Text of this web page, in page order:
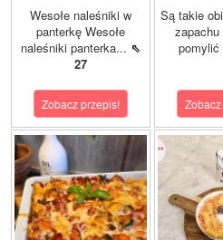
Wesołe naleśniki w
panterkę Wesołe
naleśniki panterka... ⇖
27
Zobacz przepis!
Są takie
pomylić